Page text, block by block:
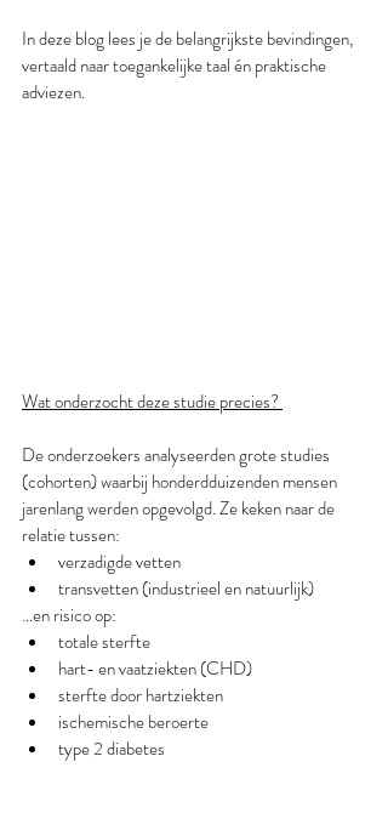
In deze blog lees je de belangrijkste bevindingen,
vertaald naar toegankelijke taal én praktische
adviezen.
Wat onderzocht deze studie precies?
De onderzoekers analyseerden grote studies
(cohorten) waarbij honderdduizenden mensen
jarenlang werden opgevolgd. Ze keken naar de
relatie tussen:
verzadigde vetten
transvetten (industrieel en natuurlijk)
…en risico op:
totale sterfte
hart- en vaatziekten (CHD)
sterfte door hartziekten
ischemische beroerte
type 2 diabetes